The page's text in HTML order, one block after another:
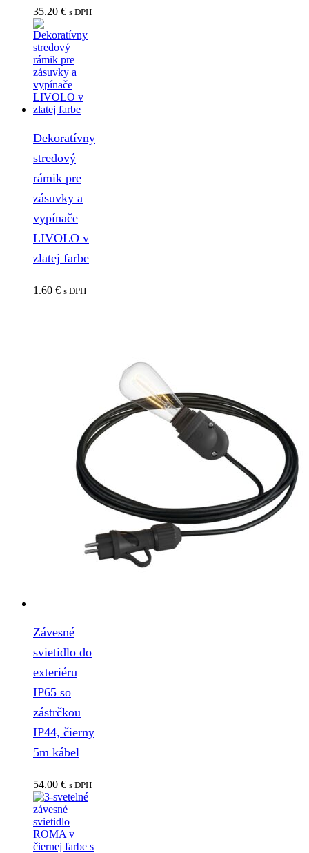
35.20 € s DPH
Dekoratívny
stredový
rámik pre
zásuvky a
vypínače
LIVOLO v
zlatej farbe
1.60 € s DPH
Závesné
svietidlo do
exteriéru
IP65 so
zástrčkou
IP44, čierny
5m kábel
54.00 € s DPH